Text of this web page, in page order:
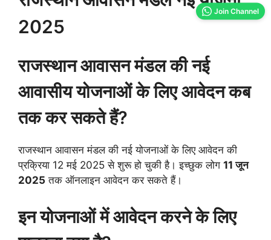
2025
राजस्थान आवासन मंडल की नई
आवासीय योजनाओं के लिए आवेदन कब
तक कर सकते हैं?
राजस्थान आवासन मंडल की नई योजनाओं के लिए आवेदन की
प्रक्रिया 12 मई 2025 से शुरू हो चुकी है। इच्छुक लोग 11 जून
2025 तक ऑनलाइन आवेदन कर सकते हैं।
इन योजनाओं में आवेदन करने के लिए
Join Channel